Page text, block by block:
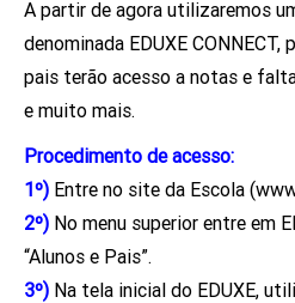
A partir de agora utilizaremos
denominada EDUXE CONNECT,
pais terão acesso a notas e
e muito mais.
Procedimento de acesso:
1º) Entre no site da Escola
2º) No menu superior entre em
“Alunos e Pais”.
3º) Na tela inicial do EDUXE,